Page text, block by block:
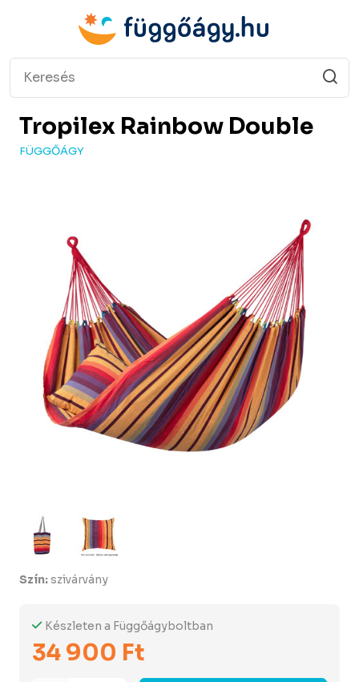
Tropilex Rainbow Double
FÜGGŐÁGY
Készleten a Függőágyboltban
34 900 Ft
Szín:szivárvány